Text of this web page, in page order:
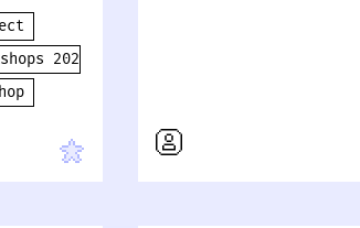
2024